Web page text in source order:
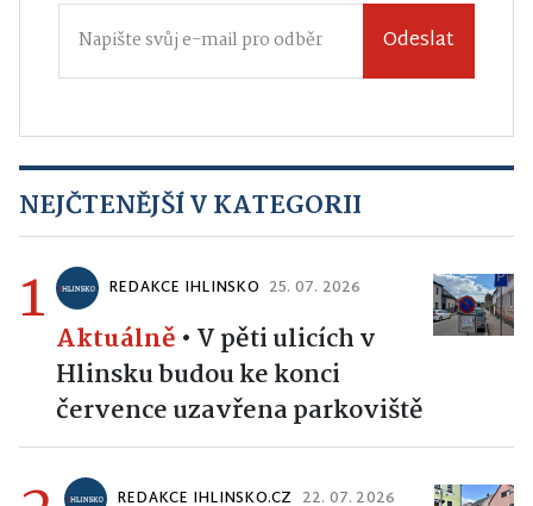
Odeslat
NEJČTENĚJŠÍ V KATEGORII
1 REDAKCE IHLINSKO 25. 07. 2026
Aktuálně • V pěti ulicích v
Hlinsku budou ke konci
července uzavřena parkoviště
REDAKCE IHLINSKO.CZ 22. 07. 2026